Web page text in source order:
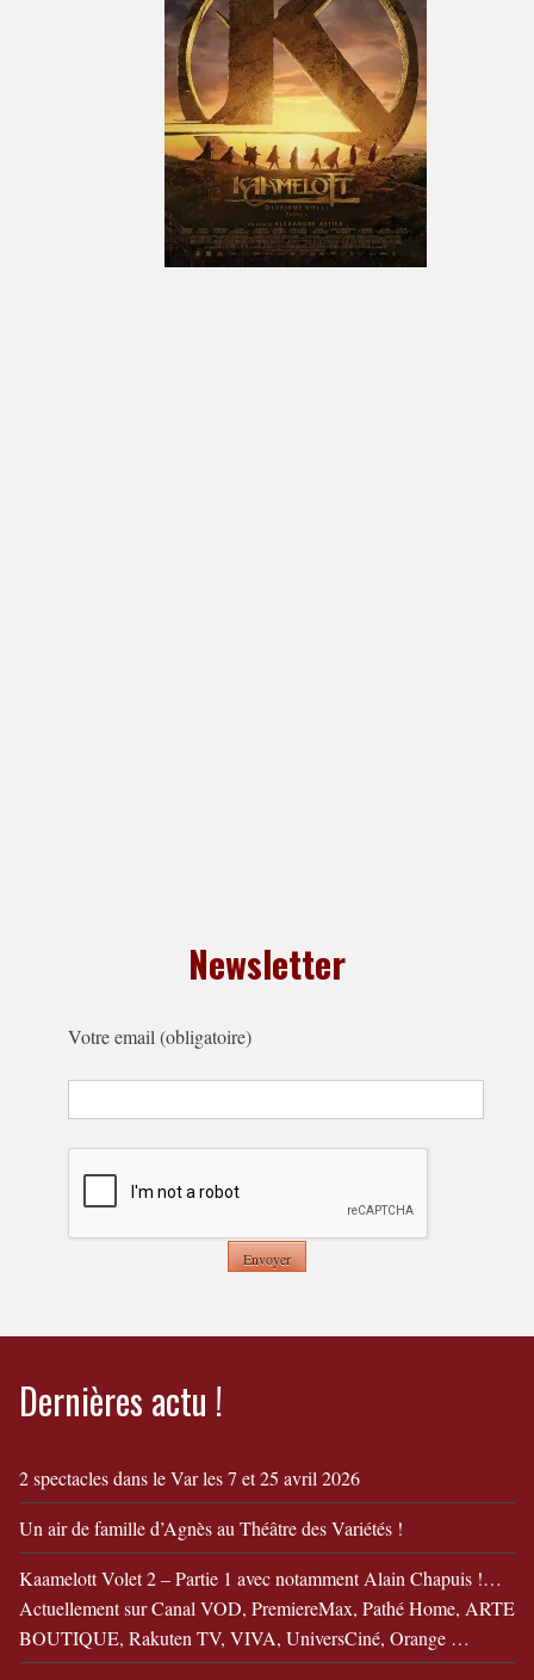
Newsletter
Votre email (obligatoire)
Dernières actu !
2 spectacles dans le Var les 7 et 25 avril 2026
Un air de famille d’Agnès au Théâtre des Variétés !
Kaamelott Volet 2 – Partie 1 avec notamment Alain Chapuis !…
Actuellement sur Canal VOD, PremiereMax, Pathé Home, ARTE
BOUTIQUE, Rakuten TV, VIVA, UniversCiné, Orange …